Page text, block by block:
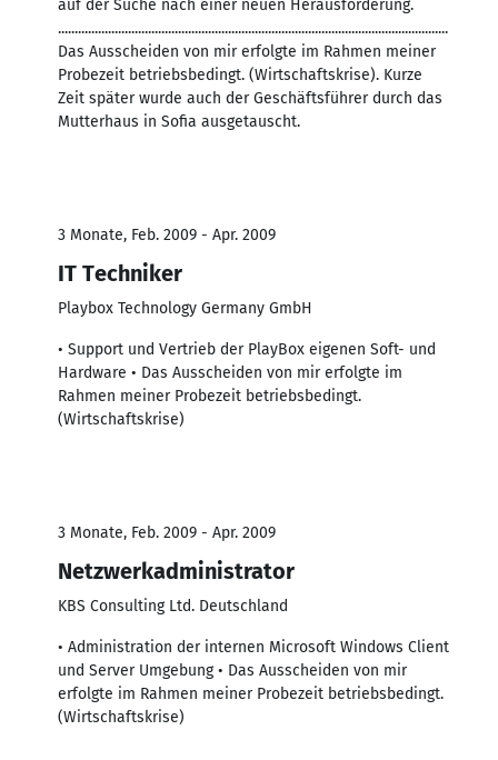
auf der Suche nach einer neuen Herausforderung.
.....................................................................................................................
Das Ausscheiden von mir erfolgte im Rahmen meiner
Probezeit betriebsbedingt. (Wirtschaftskrise). Kurze
Zeit später wurde auch der Geschäftsführer durch das
Mutterhaus in Sofia ausgetauscht.
3 Monate, Feb. 2009 - Apr. 2009
IT Techniker
Playbox Technology Germany GmbH
• Support und Vertrieb der PlayBox eigenen Soft- und
Hardware • Das Ausscheiden von mir erfolgte im
Rahmen meiner Probezeit betriebsbedingt.
(Wirtschaftskrise)
3 Monate, Feb. 2009 - Apr. 2009
Netzwerkadministrator
KBS Consulting Ltd. Deutschland
• Administration der internen Microsoft Windows Client
und Server Umgebung • Das Ausscheiden von mir
erfolgte im Rahmen meiner Probezeit betriebsbedingt.
(Wirtschaftskrise)